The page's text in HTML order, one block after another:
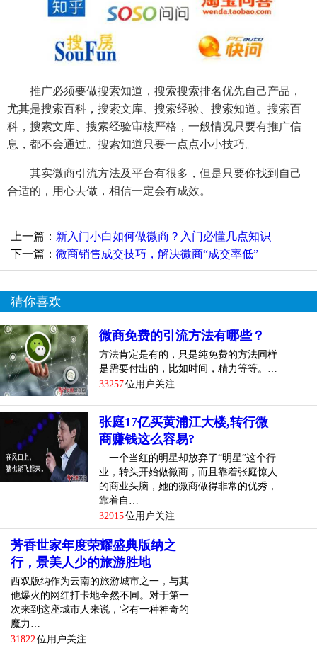
推广必须要做搜索知道，搜索搜索排名优先自己产品，
尤其是搜索百科，搜索文库、搜索经验、搜索知道。搜索百
科，搜索文库、搜索经验审核严格，一般情况只要有推广信
息，都不会通过。搜索知道只要一点点小小技巧。
其实微商引流方法及平台有很多，但是只要你找到自己
合适的，用心去做，相信一定会有成效。
上一篇： 新入门小白如何做微商？入门必懂几点知识
下一篇： 微商销售成交技巧，解决微商“成交率低”
猜你喜欢
微商免费的引流方法有哪些？
方法肯定是有的，只是纯免费的方法同样
是需要付出的，比如时间，精力等等。…
33257位用户关注
张庭17亿买黄浦江大楼,转行微
商赚钱这么容易?
一个当红的明星却放弃了“明星”这个行
业，转头开始做微商，而且靠着张庭惊人
的商业头脑，她的微商做得非常的优秀，
靠着自…
32915位用户关注
芳香世家年度荣耀盛典版纳之
行，景美人少的旅游胜地
西双版纳作为云南的旅游城市之一，与其
他爆火的网红打卡地全然不同。对于第一
次来到这座城市人来说，它有一种神奇的
魔力…
31822位用户关注